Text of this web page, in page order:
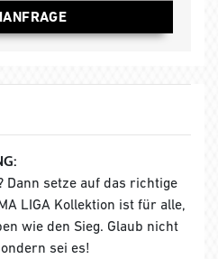
Dann setze auf das richtige
LIGA Kollektion ist für alle,
wie den Sieg. Glaub nicht
sei es!